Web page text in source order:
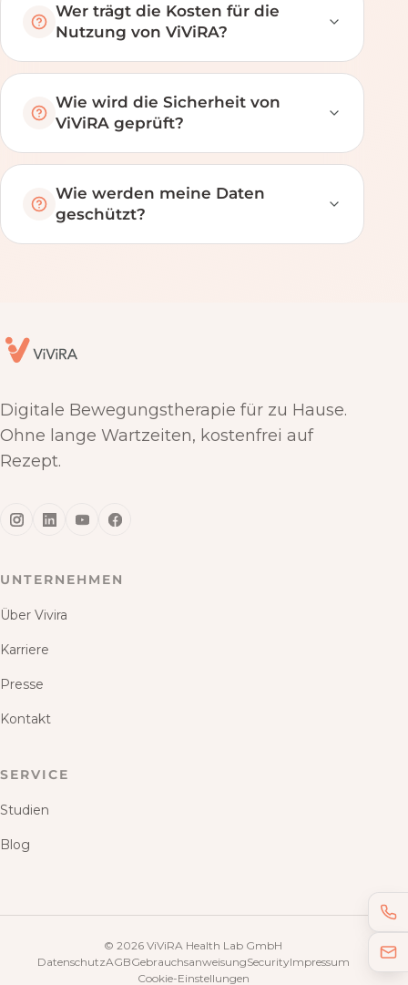
Wer trägt die Kosten für die
Nutzung von ViViRA?
Wie wird die Sicherheit von
ViViRA geprüft?
Wie werden meine Daten
geschützt?
Digitale Bewegungstherapie für zu Hause.
Ohne lange Wartzeiten, kostenfrei auf
Rezept.
UNTERNEHMEN
Über Vivira
Karriere
Presse
Kontakt
SERVICE
Studien
Blog
© 2026 ViViRA Health Lab GmbH
DatenschutzAGBGebrauchsanweisungSecurityImpressum
Cookie-Einstellungen